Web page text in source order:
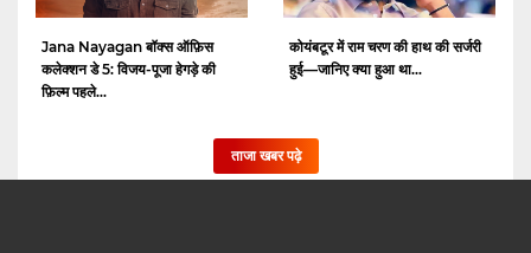
Jana Nayagan बॉक्स ऑफ़िस
कलेक्शन डे 5: विजय-पूजा हेगड़े की
फ़िल्म पहले...
कोयंबटूर में राम चरण की हाथ की सर्जरी
हुई—जानिए क्या हुआ था...
ताजा खबर पढ़े